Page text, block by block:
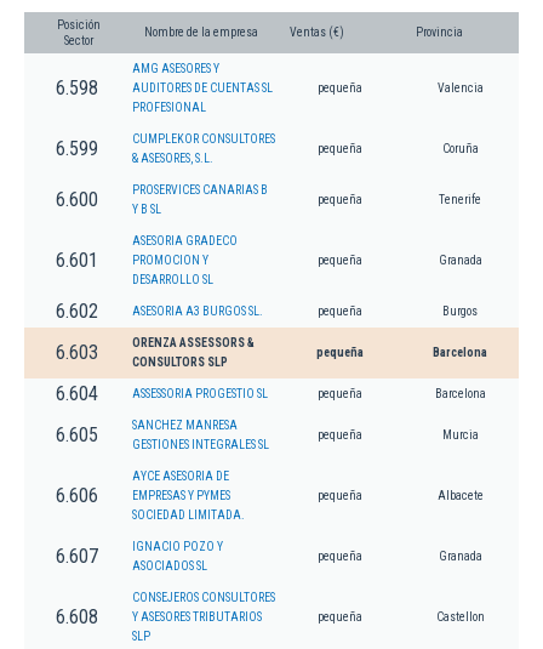
Posición
Sector
Nombre de la empresa Ventas (€) Provincia
6.598
AMG ASESORES Y
AUDITORES DE CUENTAS SL
PROFESIONAL
pequeña Valencia
6.599
CUMPLEKOR CONSULTORES
& ASESORES, S.L.
pequeña Coruña
6.600
PROSERVICES CANARIAS B
Y B SL
pequeña Tenerife
6.601
ASESORIA GRADECO
PROMOCION Y
DESARROLLO SL
pequeña Granada
6.602 ASESORIA A3 BURGOS SL. pequeña Burgos
6.603
ORENZA ASSESSORS &
CONSULTORS SLP
pequeña Barcelona
6.604 ASSESSORIA PROGESTIO SL pequeña Barcelona
6.605
SANCHEZ MANRESA
GESTIONES INTEGRALES SL
pequeña Murcia
6.606
AYCE ASESORIA DE
EMPRESAS Y PYMES
SOCIEDAD LIMITADA.
pequeña Albacete
6.607
IGNACIO POZO Y
ASOCIADOS SL
pequeña Granada
6.608
CONSEJEROS CONSULTORES
Y ASESORES TRIBUTARIOS
SLP
pequeña Castellon